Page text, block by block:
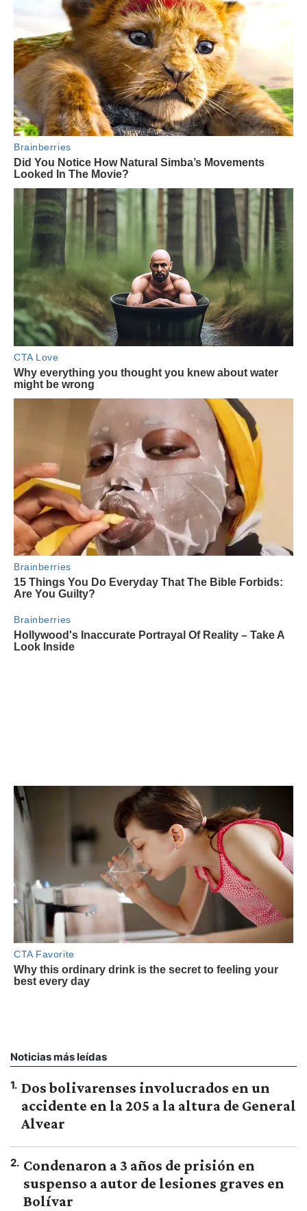
Noticias más leídas
1. Dos bolivarenses involucrados en un
accidente en la 205 a la altura de General
Alvear
2. Condenaron a 3 años de prisión en
suspenso a autor de lesiones graves en
Bolívar